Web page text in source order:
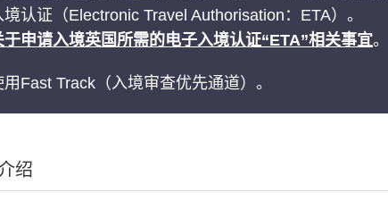
认证（Electronic Travel Authorisation：ETA）。
于申请入境英国所需的电子入境认证“ETA”相关事宜。
Fast Track（入境审查优先通道）。
绍